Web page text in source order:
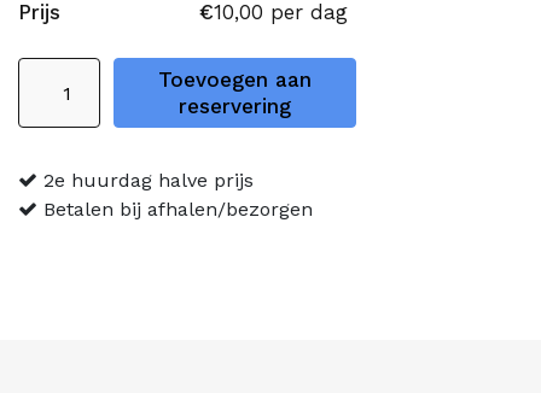
Prijs
€10,00 per dag
Helmrace
aantal
Toevoegen aan
reservering
2e huurdag halve prijs
Betalen bij afhalen/bezorgen